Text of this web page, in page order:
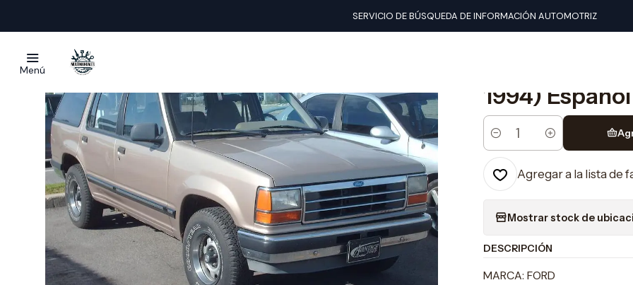
Menú
SERVICIO DE BÚSQUEDA DE INFORMACIÓN AUTOMOTRIZ
Manuales de taller Ford Manual De Taller Ford Explorer (1990-
Manual De
1994) Español
Cantidad
Agregar a la lista de
Mostrar stock de
DESCRIPCIÓN
MARCA: FORD